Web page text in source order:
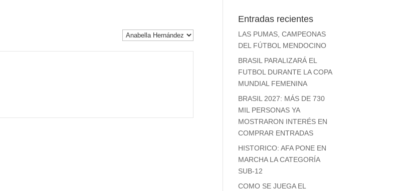
Entradas recientes
LAS PUMAS, CAMPEONAS
DEL FÚTBOL MENDOCINO
BRASIL PARALIZARÁ EL
FUTBOL DURANTE LA COPA
MUNDIAL FEMENINA
BRASIL 2027: MÁS DE 730
MIL PERSONAS YA
MOSTRARON INTERÉS EN
COMPRAR ENTRADAS
HISTORICO: AFA PONE EN
MARCHA LA CATEGORÍA
SUB-12
COMO SE JUEGA EL